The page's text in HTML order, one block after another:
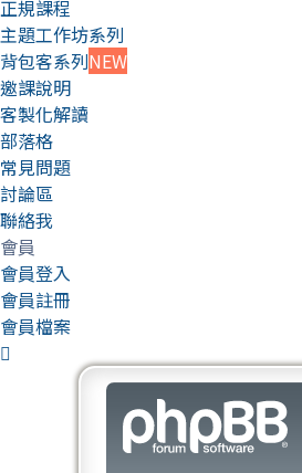
正規課程
主題工作坊系列
背包客系列NEW
邀課說明
客製化解讀
部落格
常見問題
討論區
聯絡我
會員
會員登入
會員註冊
會員檔案